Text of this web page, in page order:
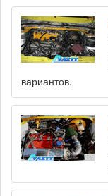
вариантов.